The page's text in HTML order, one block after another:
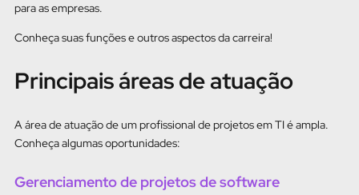
para as empresas.
Conheça suas funções e outros aspectos da carreira!
Principais áreas de atuação
A área de atuação de um profissional de projetos em TI é ampla.
Conheça algumas oportunidades:
Gerenciamento de projetos de software